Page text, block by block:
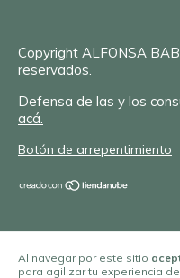
Al navegar por este sitio
para agilizar tu experiencia
Copyright ALFONSA
reservados.
Defensa de las y los
acá.
Botón de arrepentimiento